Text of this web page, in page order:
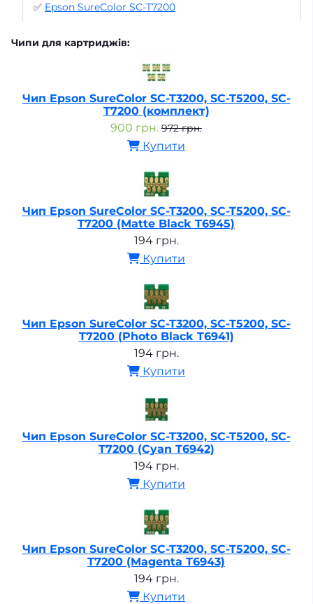
✅ Epson SureColor SC-T7200
Чипи для картриджів:
Чип Epson SureColor SC-T3200, SC-T5200, SC-
T7200 (комплект)
900 грн. 972 грн.
Купити
Чип Epson SureColor SC-T3200, SC-T5200, SC-
T7200 (Matte Black T6945)
194 грн.
Купити
Чип Epson SureColor SC-T3200, SC-T5200, SC-
T7200 (Photo Black T6941)
194 грн.
Купити
Чип Epson SureColor SC-T3200, SC-T5200, SC-
T7200 (Cyan T6942)
194 грн.
Купити
Чип Epson SureColor SC-T3200, SC-T5200, SC-
T7200 (Magenta T6943)
194 грн.
Купити